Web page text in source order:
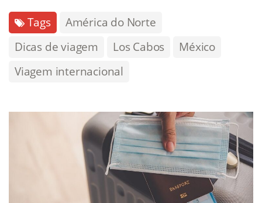
Tags
América do Norte
Dicas de viagem
Los Cabos
México
Viagem internacional